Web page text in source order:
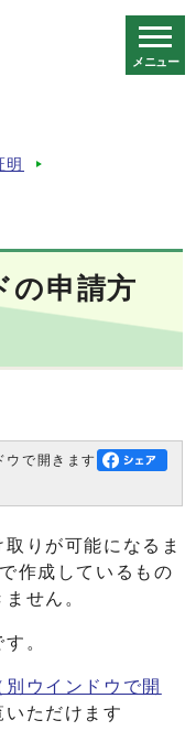
メニュー
明
の申請方
ウで開きます
りが可能になるま
作成しているもの
せん。
。
別ウインドウで開
ただけます